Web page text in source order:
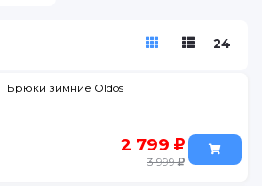
24
Брюки зимние Oldos
2 799
3 999